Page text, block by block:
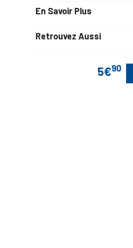
5€90
En Savoir Plus
Retrouvez Aussi